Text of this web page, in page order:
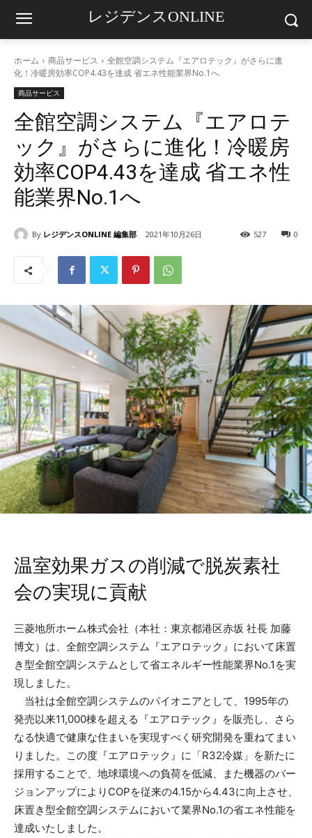
レジデンスONLINE
ホーム 商品サービス
全館空調システム『エアロテック』がさらに進
化！冷暖房効率COP4.43を達成 省エネ性能業界No.1へ
商品サービス
全館空調システム『エアロテ
ック』がさらに進化！冷暖房
効率COP4.43を達成 省エネ性
能業界No.1へ
By レジデンスONLINE 編集部 2021年10月26日 0
527
温室効果ガスの削減で脱炭素社
会の実現に貢献
三菱地所ホーム株式会社（本社：東京都港区赤坂 社長 加藤
博文）は、全館空調システム『エアロテック』において床置
き型全館空調システムとして省エネルギー性能業界No.1を実
現しました。
当社は全館空調システムのパイオニアとして、1995年の
発売以来11,000棟を超える『エアロテック』を販売し、さら
なる快適で健康な住まいを実現すべく研究開発を重ねてまい
りました。この度『エアロテック』に「R32冷媒」を新たに
採用することで、地球環境への負荷を低減、また機器のバー
ジョンアップによりCOPを従来の4.15から4.43に向上させ、
床置き型全館空調システムにおいて業界No.1の省エネ性能を
達成いたしました。